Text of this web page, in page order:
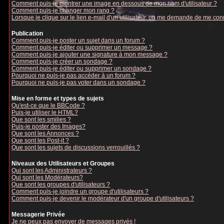
Comment puis-je montrer une image en dessous de mon nom d'utilisateur ?
Comment puis-je changer mon rang ?
Lorsque je clique sur le lien e-mail d'un utilisateur, on me demande de me
Publication
Comment puis-je poster un sujet dans un forum ?
Comment puis-je éditer ou supprimer un message ?
Comment puis-je ajouter une signature à mon message ?
Comment puis-je créer un sondage ?
Comment puis-je éditer ou supprimer un sondage ?
Pourquoi ne puis-je pas accéder à un forum ?
Pourquoi ne puis-je pas voter dans un sondage ?
Mise en forme et types de sujets
Qu'est-ce que le BBCode ?
Puis-je utiliser le HTML?
Que sont les smilies ?
Puis-je poster des Images?
Que sont les Annonces ?
Que sont les Post-it ?
Que sont les sujets de discussions verrouillés ?
Niveaux des Utilisateurs et Groupes
Qui sont les Administrateurs ?
Qui sont les Modérateurs?
Que sont les groupes d'utilisateurs ?
Comment puis-je joindre un groupe d'utilisateurs ?
Comment puis-je devenir le modérateur d'un groupe d'utilisateurs ?
Messagerie Privée
Je ne peux pas envoyer de messages privés !